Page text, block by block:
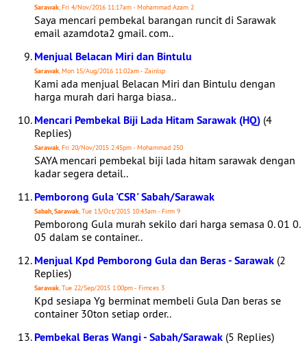
Sarawak, Fri 4/Nov/2016 11:17am - Mohammad Azam 2
Saya mencari pembekal barangan runcit di Sarawak
email azamdota2 gmail. com..
Menjual Belacan Miri dan Bintulu
Sarawak, Mon 15/Aug/2016 11:02am - Zainlsp
Kami ada menjual Belacan Miri dan Bintulu dengan
harga murah dari harga biasa..
Mencari Pembekal Biji Lada Hitam Sarawak (HQ) (4
Replies)
Sarawak, Fri 20/Nov/2015 2:45pm - Mohammad 250
SAYA mencari pembekal biji lada hitam sarawak dengan
kadar segera detail..
Pemborong Gula 'CSR' Sabah/Sarawak
Sabah, Sarawak, Tue 13/Oct/2015 10:43am - Firm 9
Pemborong Gula murah sekilo dari harga semasa 0. 01 0.
05 dalam se container..
Menjual Kpd Pemborong Gula dan Beras - Sarawak (2
Replies)
Sarawak, Tue 22/Sep/2015 1:00pm - Firnces 3
Kpd sesiapa Yg berminat membeli Gula Dan beras se
container 30ton setiap order..
Pembekal Beras Wangi - Sabah/Sarawak (5 Replies)